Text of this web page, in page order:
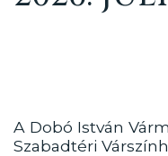
A Dobó István
Szabadtéri